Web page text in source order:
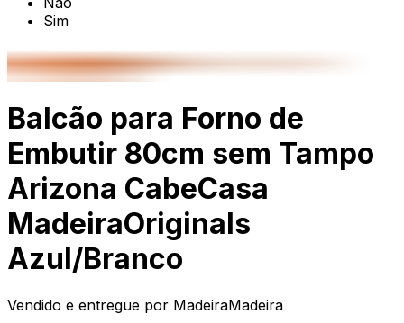
Sim
Balcão para Forno de
Embutir 80cm sem Tampo
Arizona CabeCasa
MadeiraOriginals
Azul/Branco
Vendido e entregue por MadeiraMadeira